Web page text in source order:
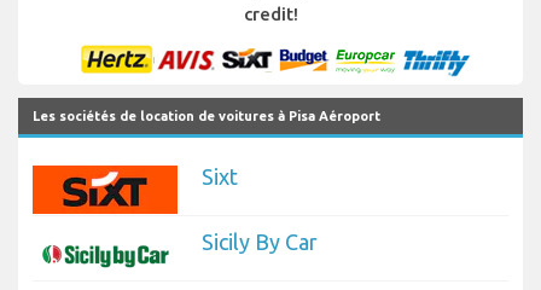
credit!
Les sociétés de location de voitures à Pisa Aéroport
Sixt
Sicily By Car